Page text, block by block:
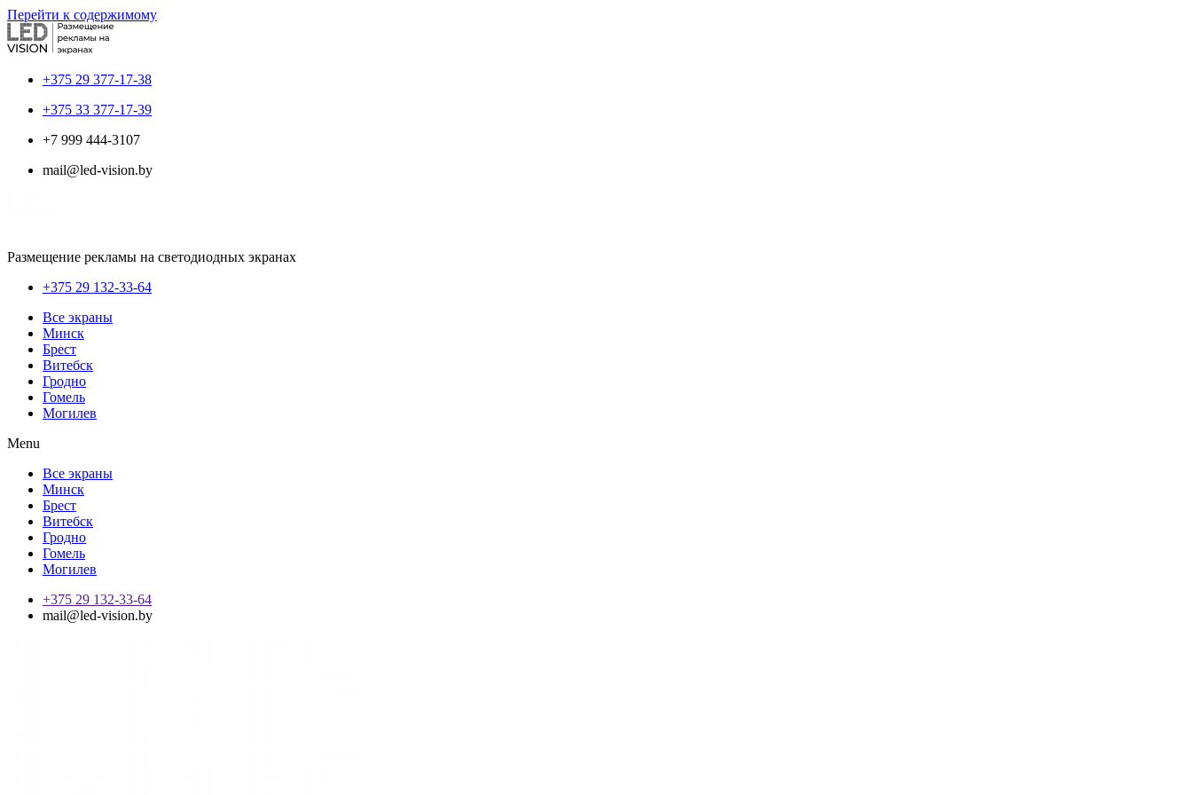
Перейти к содержимому
+375 29 377-17-38
+375 33 377-17-39
+7 999 444-3107
mail@led-vision.by
Размещение рекламы на светодиодных экранах
+375 29 132-33-64
Все экраны
Минск
Брест
Витебск
Гродно
Гомель
Могилев
Menu
Все экраны
Минск
Брест
Витебск
Гродно
Гомель
Могилев
+375 29 132-33-64
mail@led-vision.by